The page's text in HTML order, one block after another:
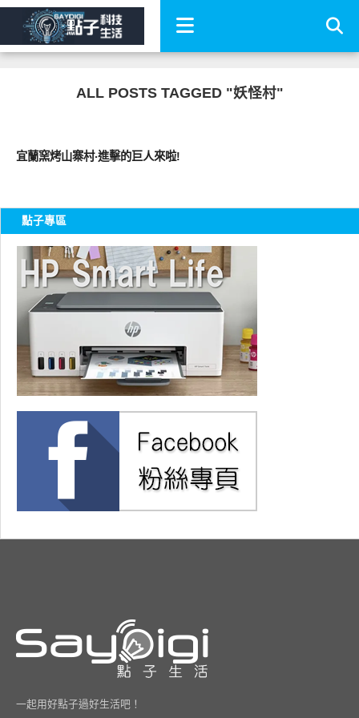
ALL POSTS TAGGED "妖怪村"
宜蘭窯烤山寨村‧進擊的巨人來啦!
點子專區
一起用好點子過好生活吧！